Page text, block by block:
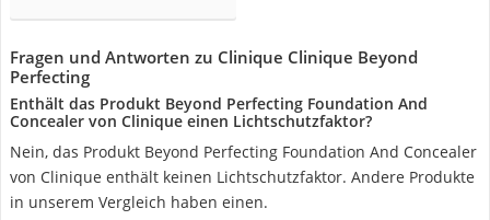
Fragen und Antworten zu Clinique Clinique Beyond
Perfecting
Enthält das Produkt Beyond Perfecting Foundation And
Concealer von Clinique einen Lichtschutzfaktor?
Nein, das Produkt Beyond Perfecting Foundation And Concealer
von Clinique enthält keinen Lichtschutzfaktor. Andere Produkte
in unserem Vergleich haben einen.